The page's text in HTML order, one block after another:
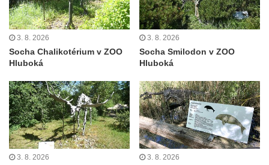
Socha Iásón v ZOO Leipzig
Socha Mladý slon v ZOO Leipzig
Socha Býk v ZOO Dresden
Socha Uprchlý otrok bojuje s divokým psem
v ZOO Dresden
Socha krokodýla v ZOO Dresden
Socha slona v ZOO Dresden
Socha Faun s medvíďaty v ZOO Dresden
Socha divokého prasete před vstupem do
3. 8. 2026
Socha Chalikotérium v ZOO
Hluboká
3. 8. 2026
Socha Smilodon v ZOO
Hluboká
3. 8. 2026 3. 8. 2026